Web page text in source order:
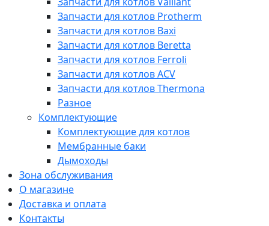
Запчасти для котлов Protherm
Запчасти для котлов Baxi
Запчасти для котлов Beretta
Запчасти для котлов Ferroli
Запчасти для котлов ACV
Запчасти для котлов Thermona
Разное
Комплектующие
Комплектующие для котлов
Мембранные баки
Дымоходы
Зона обслуживания
О магазине
Доставка и оплата
Контакты